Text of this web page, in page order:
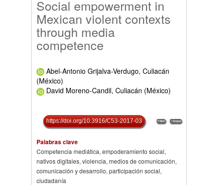
Social empowerment in
Mexican violent contexts
through media
competence
Abel-Antonio Grijalva-Verdugo, Culiacán
(México)
David Moreno-Candil, Culiacán (México)
https://doi.org/10.3916/C53-2017-03
Palabras clave
Competencia mediática, empoderamiento social,
nativos digitales, violencia, medios de comunicación,
comunicación y desarrollo, participación social,
ciudadanía